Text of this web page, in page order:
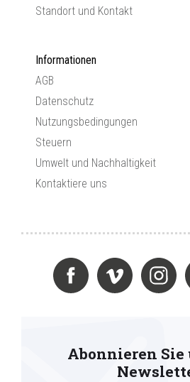
Standort und Kontakt
Informationen
AGB
Datenschutz
Nutzungsbedingungen
Steuern
Umwelt und Nachhaltigkeit
Kontaktiere uns
Abonnieren Sie